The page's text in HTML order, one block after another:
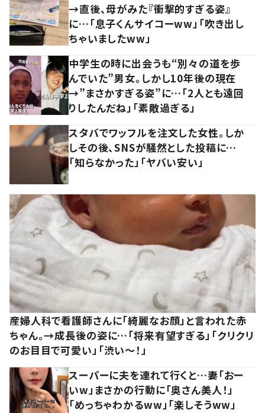
→直後、母がみた『衝撃的すぎる姿』
に…「息子くんサイコーww」「吹き出し
ちゃいましたww」
中学生の時に出会うも“別々の道を歩
んでいた”男女。しかし10年後の現在
→”まさかすぎる姿”に…「2人とも遠回
りしたんだね」「素敵過ぎる」
スタバでワッフルを注文した女性。しか
しその後、SNSが騒然とした投稿に…
「知らなかった」「ヤバい安い」
産婦人科で看護師さんに「綺麗なお顔」と言われた赤
ちゃん。→成長後の姿に…「将来有望すぎる」「クリクリ
のお目目で可愛い」「渋い～！」
スーパーに夫を連れて行くと…妻「おー
いw」まさかの行動に「奥さん美人！」
「めっちゃわかるww」「楽しそうww」